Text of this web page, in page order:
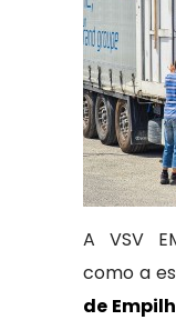
A VSV
como a
de